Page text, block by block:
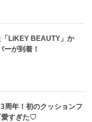
LiKEY BEAUTY」か
ーが到着！
周年！初のクッションフ
愛すぎた♡